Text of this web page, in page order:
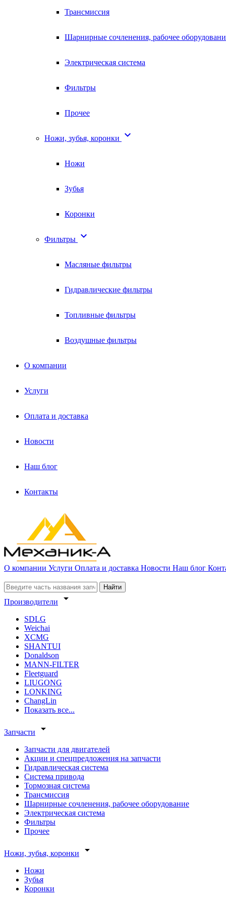
Трансмиссия
Шарнирные сочленения, рабочее
Электрическая система
Фильтры
Прочее
Ножи, зубья, коронки 
Ножи
Зубья
Коронки
Фильтры 
Масляные фильтры
Гидравлические фильтры
Топливные фильтры
Воздушные фильтры
О компании
Услуги
Оплата и доставка
Новости
Наш блог
Контакты
О компании Услуги Оплата и доставка Новости Наш блог
Найти
Производители arrow_drop_down
SDLG
Weichai
XCMG
SHANTUI
Donaldson
MANN-FILTER
Fleetguard
LIUGONG
LONKING
ChangLin
Показать все...
Запчасти arrow_drop_down
Запчасти для двигателей
Акции и спецпредложения на запчасти
Гидравлическая система
Система привода
Тормозная система
Трансмиссия
Шарнирные сочленения, рабочее оборудование
Электрическая система
Фильтры
Прочее
Ножи, зубья, коронки arrow_drop_down
Ножи
Зубья
Коронки